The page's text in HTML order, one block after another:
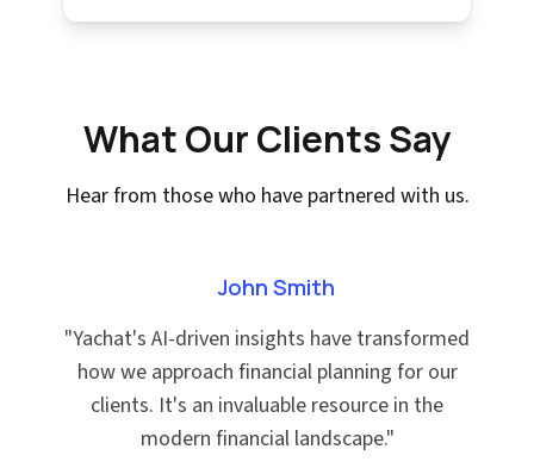
What Our Clients Say
Hear from those who have partnered with us.
John Smith
"Yachat's AI-driven insights have transformed
how we approach financial planning for our
clients. It's an invaluable resource in the
modern financial landscape."